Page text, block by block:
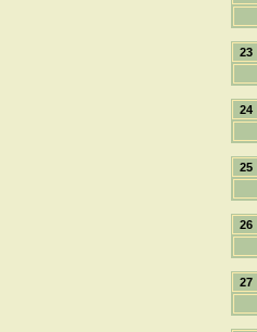
23
24
25
26
27